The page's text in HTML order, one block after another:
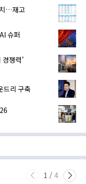
…재고
슈퍼
쟁력’
드리 구축
1 / 4